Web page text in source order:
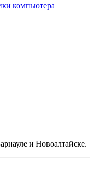
компьютера
и Новоалтайске.